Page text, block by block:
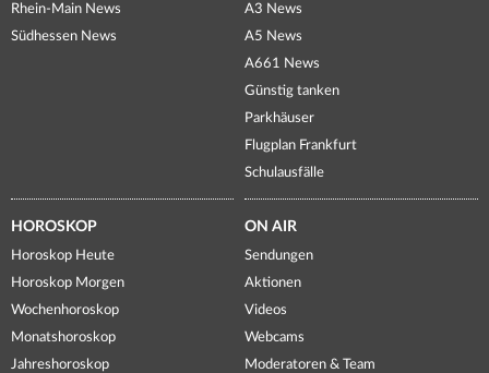
Rhein-Main News
Südhessen News
A3 News
A5 News
A661 News
Günstig tanken
Parkhäuser
Flugplan Frankfurt
Schulausfälle
HOROSKOP
Horoskop Heute
Horoskop Morgen
Wochenhoroskop
Monatshoroskop
Jahreshoroskop
ON AIR
Sendungen
Aktionen
Videos
Webcams
Moderatoren & Team